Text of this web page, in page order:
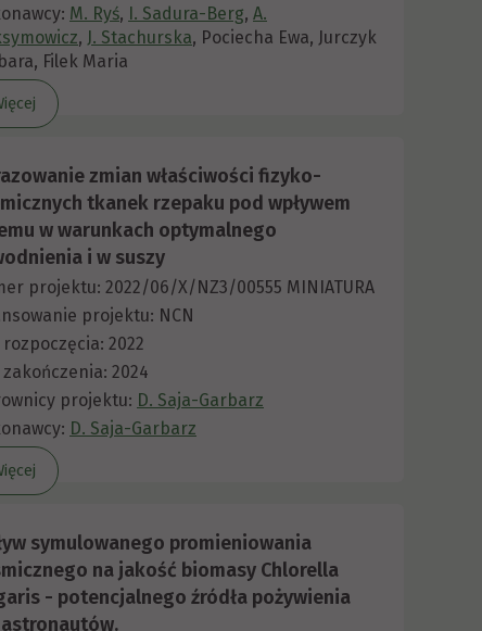
M. Ryś, I. Sadura-Berg, A.
, J. Stachurska, Pociecha Ewa, Jurczyk
Filek Maria
zmian właściwości fizyko-
tkanek rzepaku pod wpływem
w warunkach optymalnego
i w suszy
projektu: 2022/06/X/NZ3/00555 MINIATURA
projektu: NCN
rozpoczęcia: 2022
zakończenia: 2024
projektu: D. Saja-Garbarz
D. Saja-Garbarz
symulowanego promieniowania
na jakość biomasy Chlorella
- potencjalnego źródła pożywienia